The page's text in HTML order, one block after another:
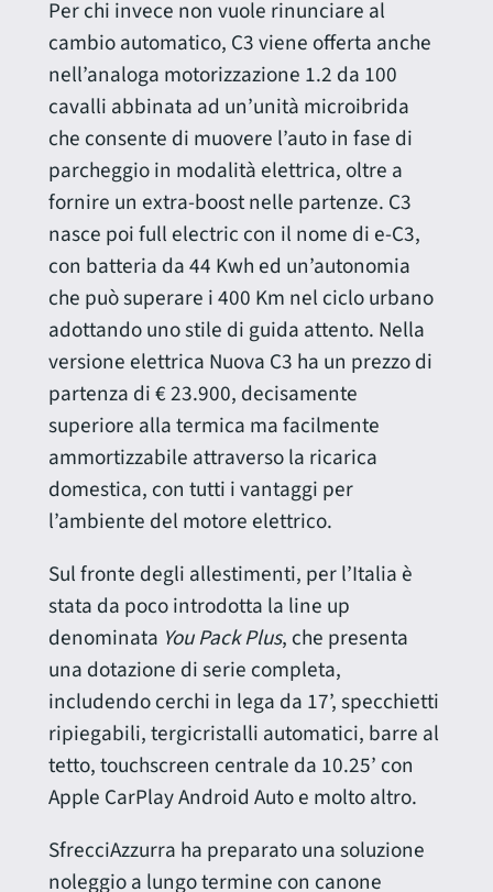
Per chi invece non vuole rinunciare al
cambio automatico, C3 viene offerta anche
nell’analoga motorizzazione 1.2 da 100
cavalli abbinata ad un’unità microibrida
che consente di muovere l’auto in fase di
parcheggio in modalità elettrica, oltre a
fornire un extra-boost nelle partenze. C3
nasce poi full electric con il nome di e-C3,
con batteria da 44 Kwh ed un’autonomia
che può superare i 400 Km nel ciclo urbano
adottando uno stile di guida attento. Nella
versione elettrica Nuova C3 ha un prezzo di
partenza di € 23.900, decisamente
superiore alla termica ma facilmente
ammortizzabile attraverso la ricarica
domestica, con tutti i vantaggi per
l’ambiente del motore elettrico.
Sul fronte degli allestimenti, per l’Italia è
stata da poco introdotta la line up
denominata You Pack Plus, che presenta
una dotazione di serie completa,
includendo cerchi in lega da 17’, specchietti
ripiegabili, tergicristalli automatici, barre al
tetto, touchscreen centrale da 10.25’ con
Apple CarPlay Android Auto e molto altro.
SfrecciAzzurra ha preparato una soluzione
noleggio a lungo termine con canone